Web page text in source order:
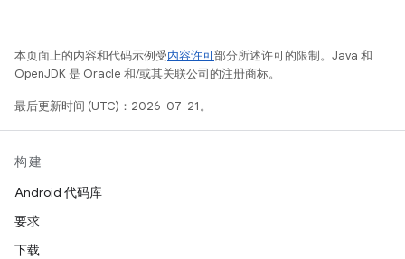
本页面上的内容和代码示例受内容许可部分所述许可的限制。Java 和
OpenJDK 是 Oracle 和/或其关联公司的注册商标。
最后更新时间 (UTC)：2026-07-21。
构建
Android 代码库
要求
下载